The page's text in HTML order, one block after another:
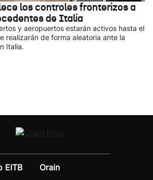
los controles fronterizos a
de Italia
y aeropuertos estarán activos hasta el
realizarán de forma aleatoria ante la
Italia.
EITB
Orain